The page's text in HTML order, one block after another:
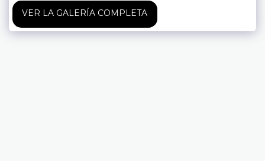
VER LA GALERÍA COMPLETA